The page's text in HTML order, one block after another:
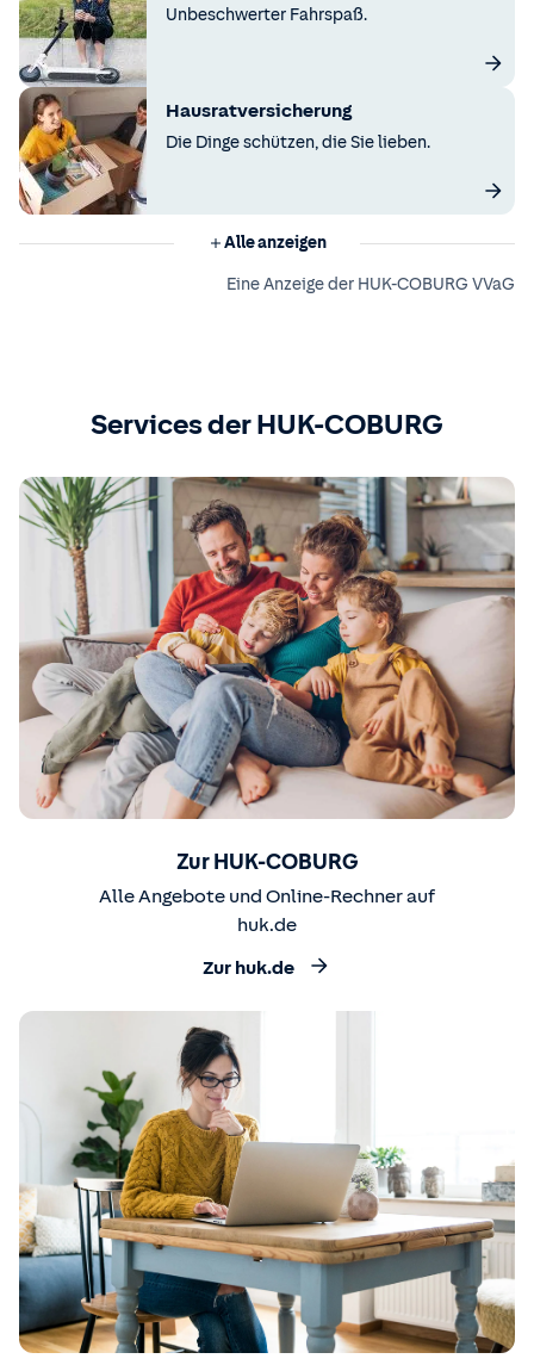
Unbeschwerter Fahrspaß.
Hausratversicherung
Die Dinge schützen, die Sie lieben.
Alle anzeigen
Eine Anzeige der HUK-COBURG VVaG
Services der HUK-COBURG
Zur HUK-COBURG
Alle Angebote und Online-Rechner auf
huk.de
Zur huk.de